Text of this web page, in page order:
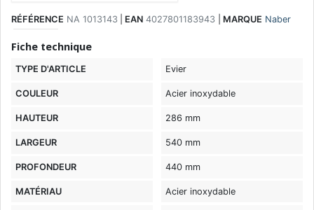
RÉFÉRENCE NA 1013143 EAN 4027801183943 MARQUE Naber
Fiche technique
TYPE D'ARTICLE Evier
COULEUR Acier inoxydable
HAUTEUR 286 mm
LARGEUR 540 mm
PROFONDEUR 440 mm
MATÉRIAU Acier inoxydable